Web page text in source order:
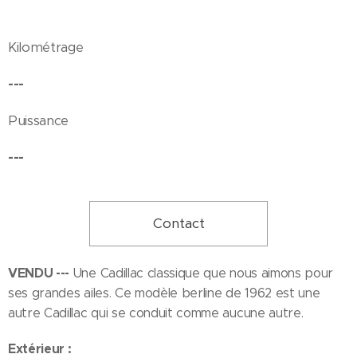
Kilométrage
---
Puissance
---
Contact
VENDU --- Une Cadillac classique que nous aimons pour
ses grandes ailes. Ce modèle berline de 1962 est une
autre Cadillac qui se conduit comme aucune autre.
Extérieur :